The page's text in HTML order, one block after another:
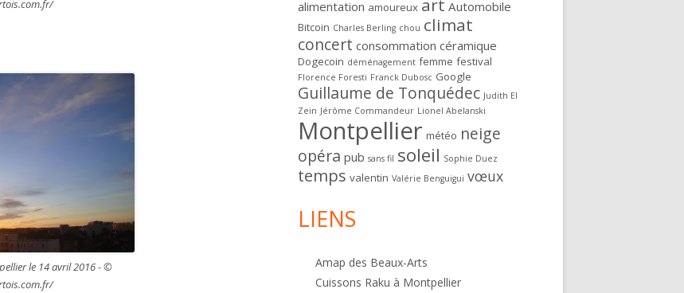
le 14 avril 2016 - ©
alimentation amoureux art Automobile
Bitcoin Charles Berling chou climat
concert consommation céramique
Dogecoin déménagement femme festival
Florence Foresti Franck Dubosc Google
Guillaume de Tonquédec Judith El
Zein Jérôme Commandeur Lionel Abelanski
Montpellier météo neige
opéra pub sans fil soleil Sophie Duez
temps valentin Valérie Benguigui vœux
LIENS
Amap des Beaux-Arts
Cuissons Raku à Montpellier